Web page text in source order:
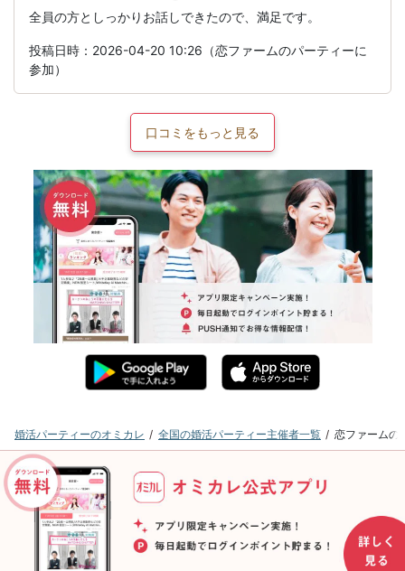
全員の方としっかりお話しできたので、満足です。
投稿日時：2026-04-20 10:26（恋ファームのパーティーに
参加）
口コミをもっと見る
婚活パーティーのオミカレ 全国の婚活パーティー主催者一覧 恋ファームの